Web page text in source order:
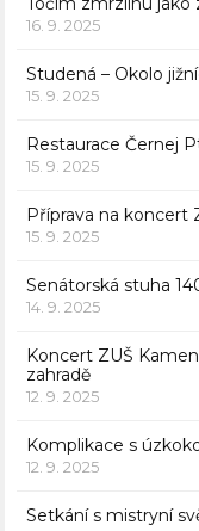
16. 9. 2025
Studená – Okolo
15. 9. 2025
Restaurace Černej
15. 9. 2025
Příprava na koncert
15. 9. 2025
Senátorská stuha
14. 9. 2025
Koncert ZUŠ
zahradě
12. 9. 2025
Komplikace s
12. 9. 2025
Setkání s mistryní